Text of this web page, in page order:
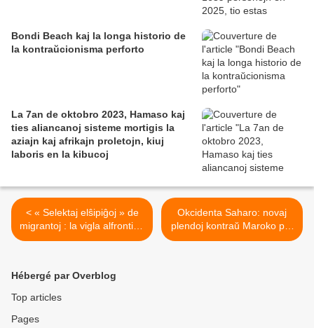
Bondi Beach kaj la longa historio de
la kontraŭcionisma perforto
La 7an de oktobro 2023, Hamaso kaj
ties aliancanoj sisteme mortigis la
aziajn kaj afrikajn proletojn, kiuj
laboris en la kibucoj
< « Selektaj elŝipiĝoj » de
migrantoj : la vigla alfrontiĝo
inter la NeRegistaraj
Okcidenta Saharo: novaj
plendoj kontraŭ Maroko pro
torturoj estis deponitaj fare
Hébergé par Overblog
Top articles
Pages